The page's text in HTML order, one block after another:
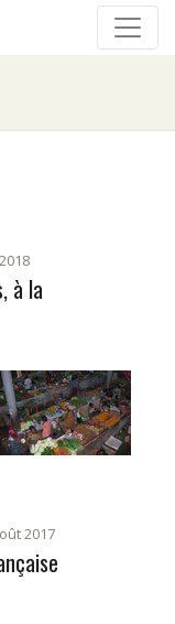
à la
2017